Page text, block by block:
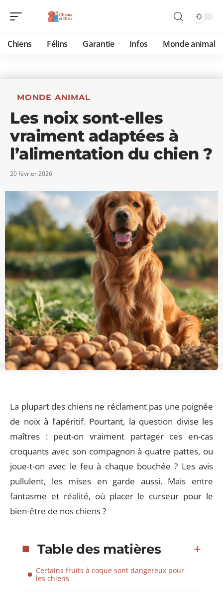
Chiens Félins Garantie Infos Monde animal
MONDE ANIMAL
Les noix sont-elles
vraiment adaptées à
l’alimentation du chien ?
20 février 2026
La plupart des chiens ne réclament pas une poignée
de noix à l’apéritif. Pourtant, la question divise les
maîtres : peut-on vraiment partager ces en-cas
croquants avec son compagnon à quatre pattes, ou
joue-t-on avec le feu à chaque bouchée ? Les avis
pullulent, les mises en garde aussi. Mais entre
fantasme et réalité, où placer le curseur pour le
bien-être de nos chiens ?
Table des matières
Certains fruits à coque sont dangereux pour
les chiens